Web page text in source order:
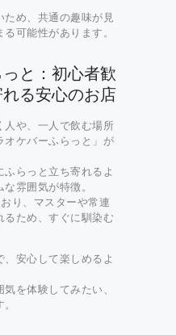
ため、共通の趣味が見
可能性があります。
と：初心者歓
る安心のお店
人や、一人で飲む場所
オケバーふらっと」が
らっと立ち寄れるよ
雰囲気が特徴。
り、マスターや常連
ため、すぐに馴染む
安心して楽しめるよ
を体験してみたい、